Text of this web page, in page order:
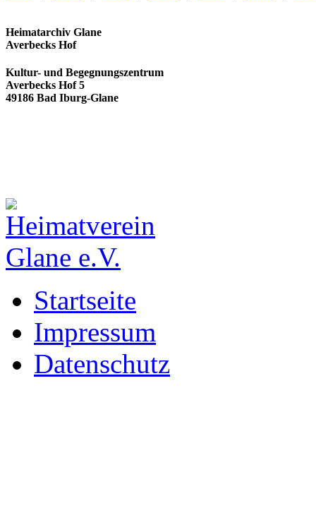
Heimatarchiv Glane
Averbecks Hof
Kultur- und Begegnungszentrum
Averbecks Hof 5
49186 Bad Iburg-Glane
Startseite
Impressum
Datenschutz